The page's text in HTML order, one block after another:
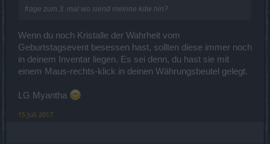
frage zum 3. mal wo siend meinne kdw hin?
Wenn du noch Kristalle der Wahrheit vom
Geburtstagsevent besessen hast, sollten diese immer noch
in deinem Inventar liegen. Es sei denn, du hast sie mit
einem Maus-rechts-klick in deinen Währungsbeutel gelegt.
LG Myantha
15 Juli 2017